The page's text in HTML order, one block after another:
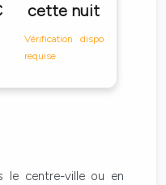
cette nuit
Vérification dispo
requise
le centre-ville ou en